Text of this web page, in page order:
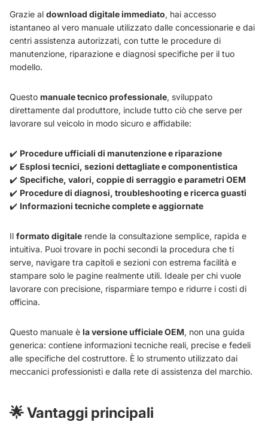
Grazie al download digitale immediato, hai accesso
istantaneo al vero manuale utilizzato dalle concessionarie e dai
centri assistenza autorizzati, con tutte le procedure di
manutenzione, riparazione e diagnosi specifiche per il tuo
modello.
Questo manuale tecnico professionale, sviluppato
direttamente dal produttore, include tutto ciò che serve per
lavorare sul veicolo in modo sicuro e affidabile:
✔️ Procedure ufficiali di manutenzione e riparazione
✔️ Esplosi tecnici, sezioni dettagliate e componentistica
✔️ Specifiche, valori, coppie di serraggio e parametri OEM
✔️ Procedure di diagnosi, troubleshooting e ricerca guasti
✔️ Informazioni tecniche complete e aggiornate
Il formato digitale rende la consultazione semplice, rapida e
intuitiva. Puoi trovare in pochi secondi la procedura che ti
serve, navigare tra capitoli e sezioni con estrema facilità e
stampare solo le pagine realmente utili. Ideale per chi vuole
lavorare con precisione, risparmiare tempo e ridurre i costi di
officina.
Questo manuale è la versione ufficiale OEM, non una guida
generica: contiene informazioni tecniche reali, precise e fedeli
alle specifiche del costruttore. È lo strumento utilizzato dai
meccanici professionisti e dalla rete di assistenza del marchio.
🌟Vantaggi principali